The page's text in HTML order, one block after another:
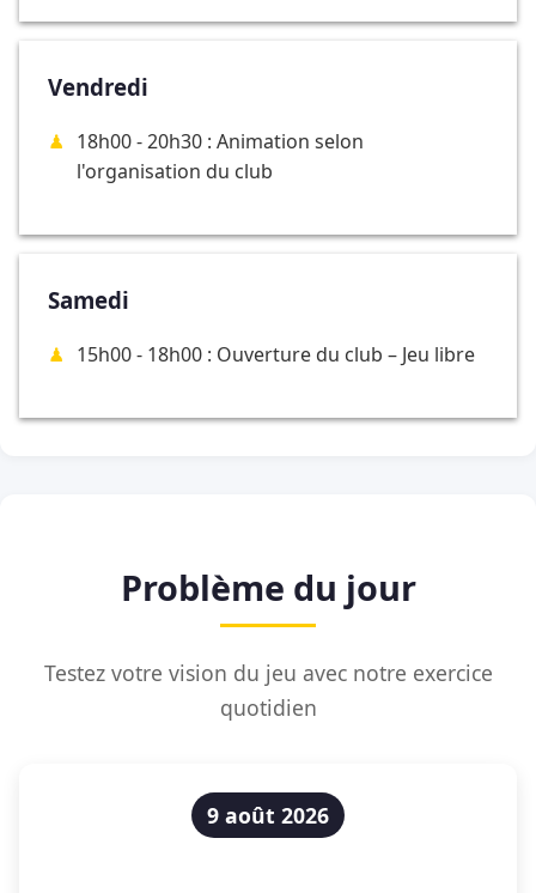
Vendredi
18h00 - 20h30 : Animation selon
l'organisation du club
Samedi
15h00 - 18h00 : Ouverture du club – Jeu libre
Problème du jour
Testez votre vision du jeu avec notre exercice
quotidien
9 août 2026